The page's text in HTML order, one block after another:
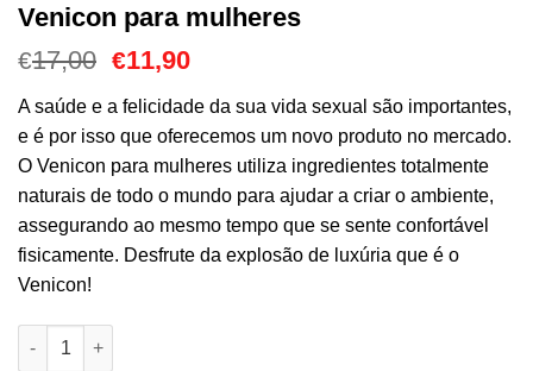
Venicon para mulheres
€17,00 O
original
era:
€17,00.
€11,90O
atual
é:
€11,90.
A saúde e a felicidade da sua vida sexual são importantes,
e é por isso que oferecemos um novo produto no mercado.
O Venicon para mulheres utiliza ingredientes totalmente
naturais de todo o mundo para ajudar a criar o ambiente,
assegurando ao mesmo tempo que se sente confortável
fisicamente. Desfrute da explosão de luxúria que é o
Venicon!
Quantidade de Venicon for Women